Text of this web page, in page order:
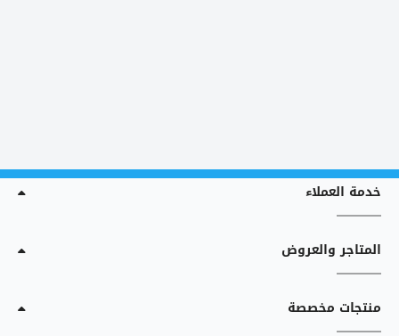
خدمة العملاء
المتاجر والعروض
منتجات مخصصة